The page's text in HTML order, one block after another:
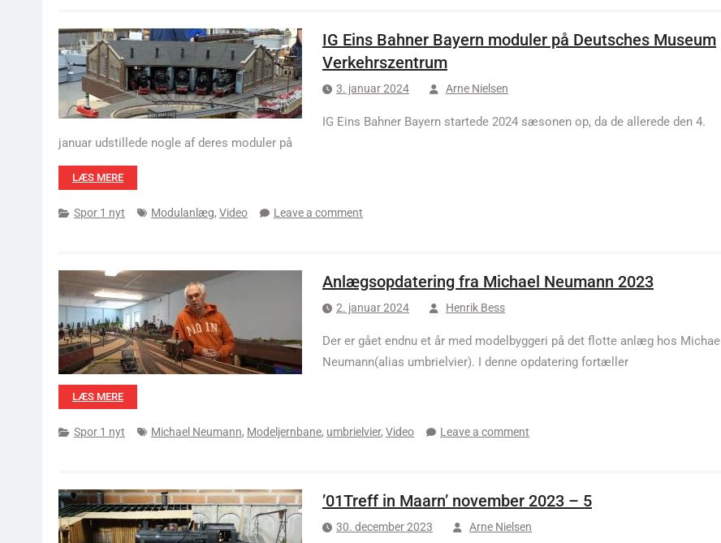
IG Eins Bahner Bayern moduler på Deutsches Museum
Verkehrszentrum
3. januar 2024 Arne Nielsen
IG Eins Bahner Bayern startede 2024 sæsonen op, da de allerede den 4.
januar udstillede nogle af deres moduler på
LÆS MERE
Spor 1 nyt Modulanlæg, Video Leave a comment
Anlægsopdatering fra Michael Neumann 2023
2. januar 2024 Henrik Bess
Der er gået endnu et år med modelbyggeri på det flotte anlæg hos Michael
Neumann(alias umbrielvier). I denne opdatering fortæller
LÆS MERE
Spor 1 nyt Michael Neumann, Modeljernbane, umbrielvier, Video Leave a comment
’01Treff in Maarn’ november 2023 – 5
30. december 2023 Arne Nielsen